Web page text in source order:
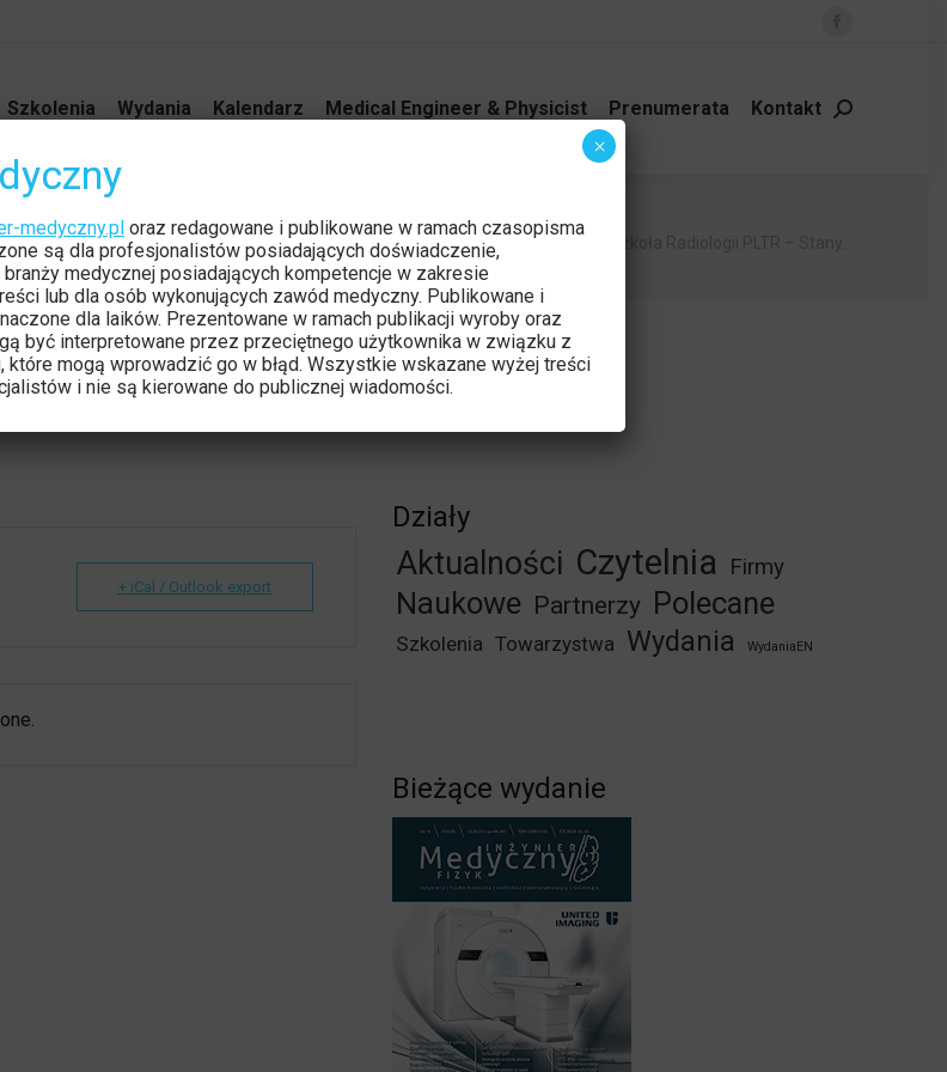
Facebook
opens
Szkolenia Wydania Kalendarz Medical Engineer & Physicist Prenumerata Kontakt Szukaj:
w radiologii Jesteś tutaj:
Strona główna Wydarzenie
+ iCal / Outlook export
Działy
Aktualności Czytelnia Firmy
Naukowe Partnerzy Polecane
Szkolenia Towarzystwa Wydania WydaniaEN
Bieżące wydanie
medyczny.ploraz redagowane i publikowane w ramach czasopisma
są dla profesjonalistów posiadających doświadczenie,
medycznej posiadających kompetencje w zakresie
lub dla osób wykonujących zawód medyczny. Publikowane i
dla laików. Prezentowane w ramach publikacji wyroby oraz
być interpretowane przez przeciętnego użytkownika w związku z
mogą wprowadzić go w błąd. Wszystkie wskazane wyżej treści
i nie są kierowane do publicznej wiadomości.
×